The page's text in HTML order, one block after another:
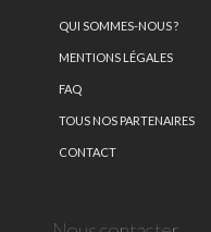
QUI SOMMES-NOUS ?
MENTIONS LÉGALES
FAQ
TOUS NOS PARTENAIRES
CONTACT